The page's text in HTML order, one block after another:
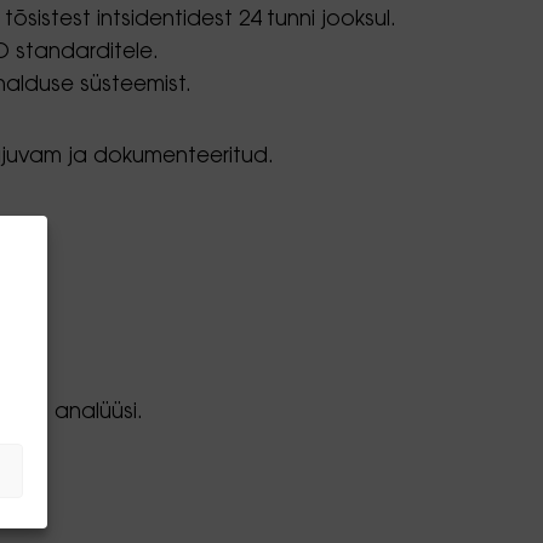
intsidentidest 24 tunni jooksul.
standarditele.
süsteemist.
ja dokumenteeritud.
analüüsi.